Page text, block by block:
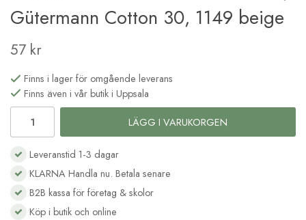
Gütermann Cotton 30, 1149 beige
57 kr
Finns i lager för omgående leverans
Finns även i vår butik i Uppsala
LÄGG I VARUKORGEN
Leveranstid 1-3 dagar
KLARNA Handla nu. Betala senare
B2B kassa för företag & skolor
Köp i butik och online